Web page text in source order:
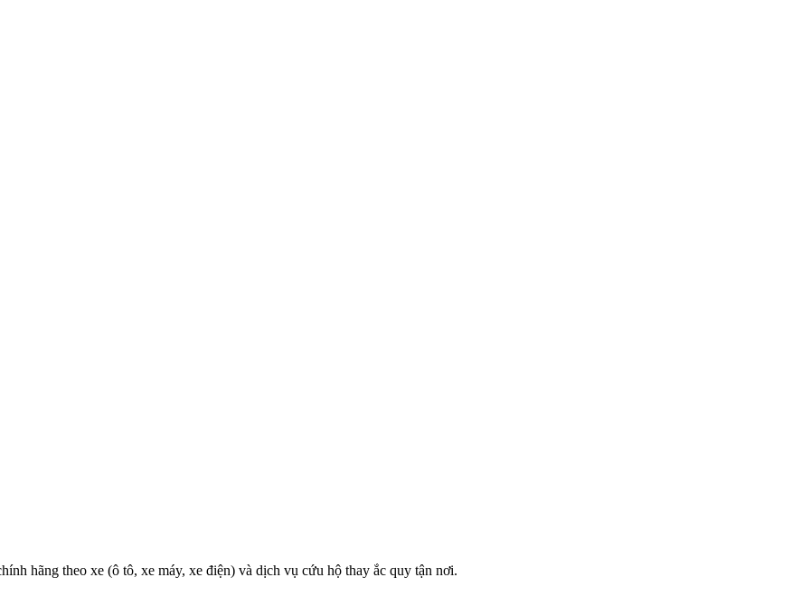
hãng theo xe (ô tô, xe máy, xe điện) và dịch vụ cứu hộ thay ắc quy tận nơi.